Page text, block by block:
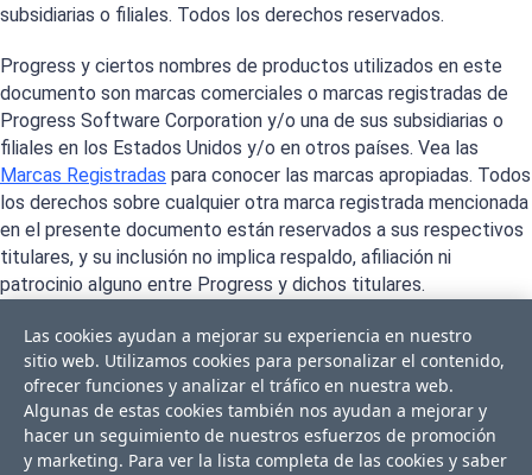
subsidiarias o filiales. Todos los derechos reservados.
Progress y ciertos nombres de productos utilizados en este
documento son marcas comerciales o marcas registradas de
Progress Software Corporation y/o una de sus subsidiarias o
filiales en los Estados Unidos y/o en otros países. Vea las
Marcas Registradas para conocer las marcas apropiadas. Todos
los derechos sobre cualquier otra marca registrada mencionada
en el presente documento están reservados a sus respectivos
titulares, y su inclusión no implica respaldo, afiliación ni
patrocinio alguno entre Progress y dichos titulares.
Las cookies ayudan a mejorar su experiencia en nuestro
sitio web. Utilizamos cookies para personalizar el contenido,
ofrecer funciones y analizar el tráfico en nuestra web.
Algunas de estas cookies también nos ayudan a mejorar y
hacer un seguimiento de nuestros esfuerzos de promoción
y marketing. Para ver la lista completa de las cookies y saber